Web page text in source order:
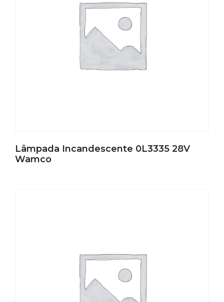
Lâmpada Incandescente 0L3335 28V
Wamco